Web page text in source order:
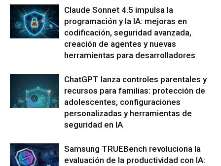
Claude Sonnet 4.5 impulsa la
programación y la IA: mejoras en
codificación, seguridad avanzada,
creación de agentes y nuevas
herramientas para desarrolladores
ChatGPT lanza controles parentales y
recursos para familias: protección de
adolescentes, configuraciones
personalizadas y herramientas de
seguridad en IA
Samsung TRUEBench revoluciona la
evaluación de la productividad con IA: